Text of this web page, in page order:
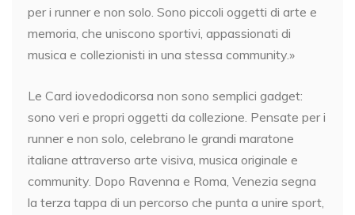
per i runner e non solo. Sono piccoli oggetti di arte e
memoria, che uniscono sportivi, appassionati di
musica e collezionisti in una stessa community.»
Le Card iovedodicorsa non sono semplici gadget:
sono veri e propri oggetti da collezione. Pensate per i
runner e non solo, celebrano le grandi maratone
italiane attraverso arte visiva, musica originale e
community. Dopo Ravenna e Roma, Venezia segna
la terza tappa di un percorso che punta a unire sport,